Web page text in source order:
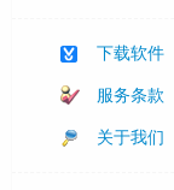
下载软件
服务条款
关于我们